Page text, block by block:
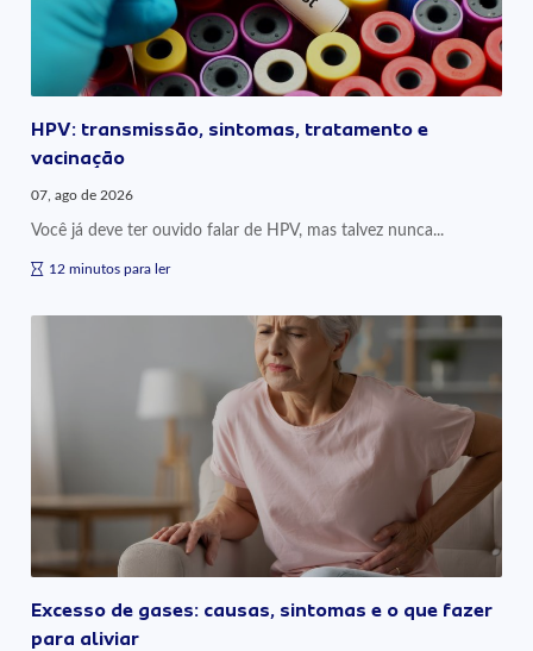
HPV: transmissão, sintomas, tratamento e
vacinação
07, ago de 2026
Você já deve ter ouvido falar de HPV, mas talvez nunca...
12 minutos para ler
Excesso de gases: causas, sintomas e o que fazer
para aliviar